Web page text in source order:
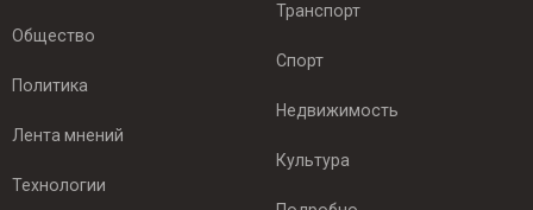
Общество
Политика
Лента мнений
Технологии
Транспорт
Спорт
Недвижимость
Культура